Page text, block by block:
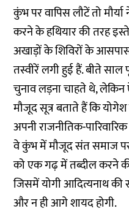
कुंभ पर वापिस लौटें तो
करने के हथियार की तरह
अखाड़ों के शिविरों के आसपास
तस्वीरें लगी हुई हैं. बीते
चुनाव लड़ना चाहते थे, लेकिन
मौजूद सूत्र बताते हैं कि योगेश
अपनी राजनीतिक-
वे कुंभ में मौजूद संत समाज
को एक गढ़ में तब्दील करने
जिसमें योगी आदित्यनाथ की
और न ही आगे शायद होगी.